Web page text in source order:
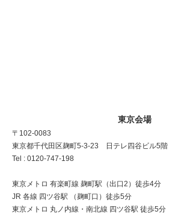
東京会場
〒102-0083
東京都千代田区麹町5-3-23 日テレ四谷ビル5階
Tel : 0120-747-198
東京メトロ 有楽町線 麹町駅（出口2）徒歩4分
JR 各線 四ツ谷駅 （麹町口）徒歩5分
東京メトロ 丸ノ内線・南北線 四ツ谷駅 徒歩5分